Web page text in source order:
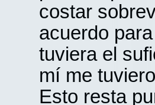
costar
acuerdo
tuviera el
mí me
Esto resta